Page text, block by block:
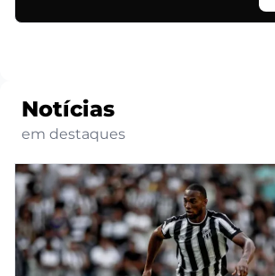
Notícias
em destaques